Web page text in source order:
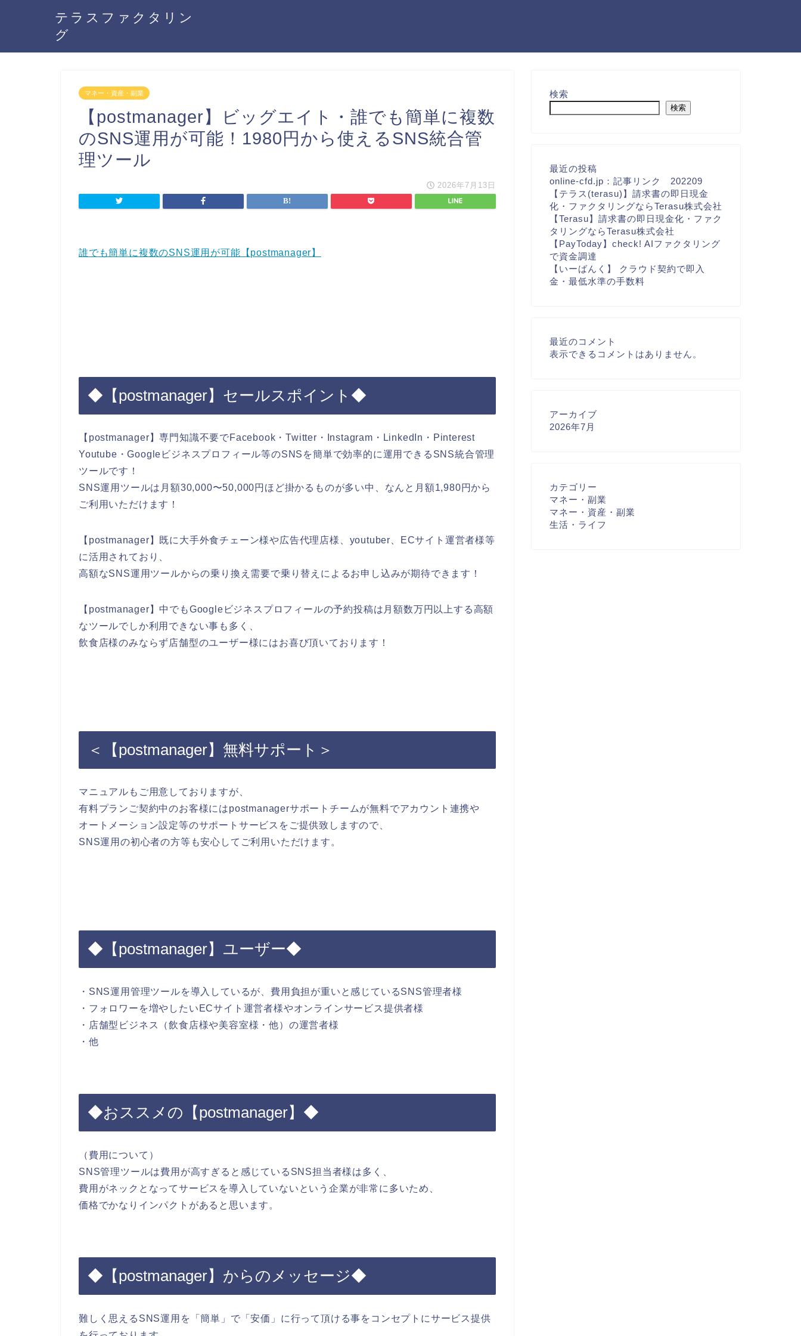
テラスファクタリン
グ
マネー・資産・副業
【postmanager】ビッグエイト・誰でも簡単に複数
のSNS運用が可能！1980円から使えるSNS統合管
理ツール
2026年7月13日
誰でも簡単に複数のSNS運用が可能【postmanager】
◆【postmanager】セールスポイント◆
【postmanager】専門知識不要でFacebook・Twitter・Instagram・LinkedIn・Pinterest
Youtube・Googleビジネスプロフィール等のSNSを簡単で効率的に運用できるSNS統合管理
ツールです！
SNS運用ツールは月額30,000〜50,000円ほど掛かるものが多い中、なんと月額1,980円から
ご利用いただけます！
【postmanager】既に大手外食チェーン様や広告代理店様、youtuber、ECサイト運営者様等
に活用されており、
高額なSNS運用ツールからの乗り換え需要で乗り替えによるお申し込みが期待できます！
【postmanager】中でもGoogleビジネスプロフィールの予約投稿は月額数万円以上する高額
なツールでしか利用できない事も多く、
飲食店様のみならず店舗型のユーザー様にはお喜び頂いております！
＜【postmanager】無料サポート＞
マニュアルもご用意しておりますが、
有料プランご契約中のお客様にはpostmanagerサポートチームが無料でアカウント連携や
オートメーション設定等のサポートサービスをご提供致しますので、
SNS運用の初心者の方等も安心してご利用いただけます。
◆【postmanager】ユーザー◆
・SNS運用管理ツールを導入しているが、費用負担が重いと感じているSNS管理者様
・フォロワーを増やしたいECサイト運営者様やオンラインサービス提供者様
・店舗型ビジネス（飲食店様や美容室様・他）の運営者様
・他
◆おススメの【postmanager】◆
（費用について）
SNS管理ツールは費用が高すぎると感じているSNS担当者様は多く、
費用がネックとなってサービスを導入していないという企業が非常に多いため、
価格でかなりインパクトがあると思います。
◆【postmanager】からのメッセージ◆
難しく思えるSNS運用を「簡単」で「安価」に行って頂ける事をコンセプトにサービス提供
検索
検索
最近の投稿
online-cfd.jp：記事リンク 202209
【テラス(terasu)】請求書の即日現金
化・ファクタリングならTerasu株式会社
【Terasu】請求書の即日現金化・ファク
タリングならTerasu株式会社
【PayToday】check! AIファクタリング
で資金調達
【いーばんく】 クラウド契約で即入
金・最低水準の手数料
最近のコメント
表示できるコメントはありません。
アーカイブ
2026年7月
カテゴリー
マネー・副業
マネー・資産・副業
生活・ライフ